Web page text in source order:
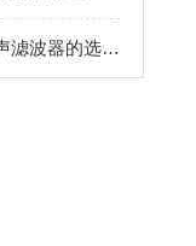
三菱变频器通用型噪声滤波器的选购与安装要点